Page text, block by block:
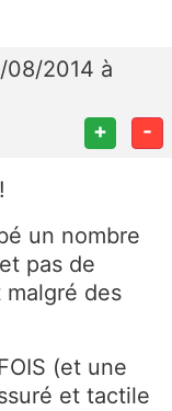
08/2014 à
+ -
un nombre
pas de
des
(et une
et tactile